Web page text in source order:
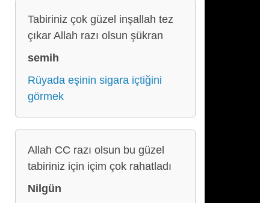
Tabiriniz çok güzel inşallah tez
çıkar Allah razı olsun şükran
semih
Rüyada eşinin sigara içtiğini
görmek
Allah CC razı olsun bu güzel
tabiriniz için içim çok rahatladı
Nilgün